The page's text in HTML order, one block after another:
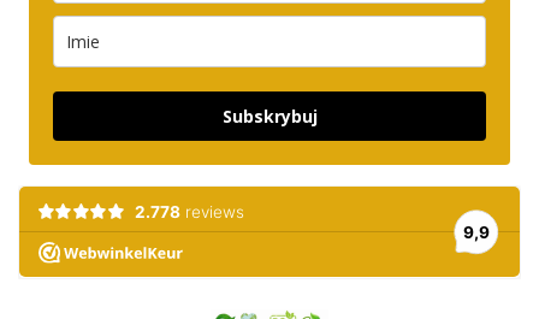
Subskrybuj